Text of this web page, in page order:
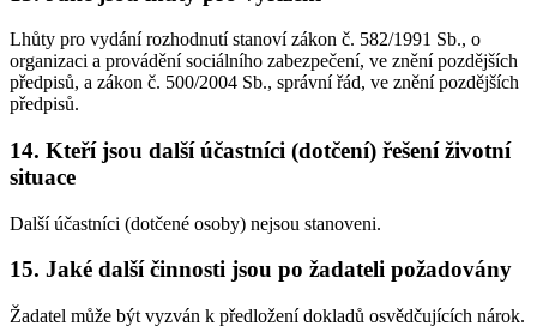
Lhůty pro vydání rozhodnutí stanoví zákon č. 582/1991 Sb., o
organizaci a provádění sociálního zabezpečení, ve znění pozdějších
předpisů, a zákon č. 500/2004 Sb., správní řád, ve znění pozdějších
předpisů.
14. Kteří jsou další účastníci (dotčení) řešení životní
situace
Další účastníci (dotčené osoby) nejsou stanoveni.
15. Jaké další činnosti jsou po žadateli požadovány
Žadatel může být vyzván k předložení dokladů osvědčujících nárok.